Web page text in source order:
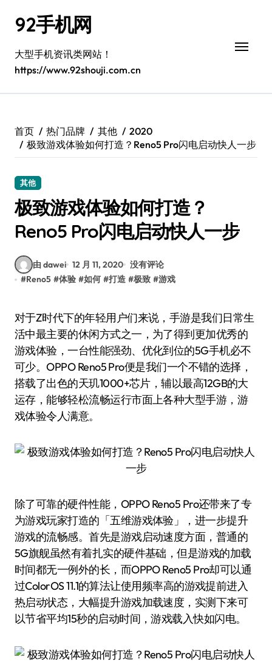
92手机网
大型手机资讯类网站！
https://www.92shouji.com.cn
首页 热门品牌 其他
2020
极致游戏体验如何打造？Reno5 Pro闪电启动快人一步
其他
极致游戏体验如何打造？
Reno5 Pro闪电启动快人一步
由 dawei 12 月 11, 2020 没有评论
#Reno5 #体验 #如何 #打造 #极致 #游戏
对于Z时代下的年轻用户们来说，手游是我们日常生
活中最主要的休闲方式之一，为了得到更加优秀的
游戏体验，一台性能强劲、优化到位的5G手机必不
可少。OPPO Reno5 Pro便是我们一个不错的选择，
搭载了出色的天玑1000+芯片，辅以最高12GB的大
运存，能够轻松流畅运行市面上各种大型手游，游
戏体验令人满意。
除了可靠的硬件性能，OPPO Reno5 Pro还带来了专
为游戏玩家打造的「五维游戏体验」，进一步提升
游戏的流畅感。首先是游戏启动速度方面，普通的
5G旗舰虽然有着扎实的硬件基础，但是游戏的加载
时间都无一例外的长，而OPPO Reno5 Pro却可以通
过ColorOS 11.1的算法让使用频率高的游戏提前进入
热启动状态，大幅提升游戏加载速度，实测下来可
以节省平均15秒的启动时间，游戏载入快如闪电。